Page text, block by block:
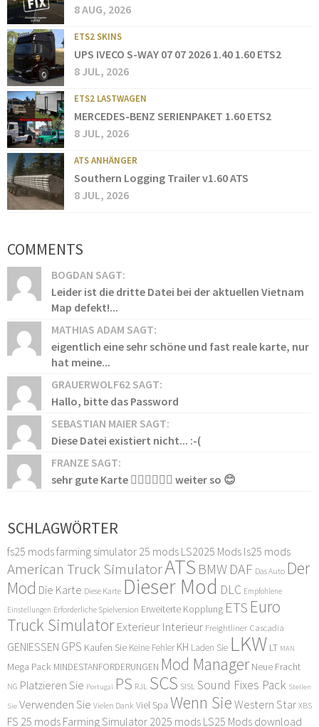
8 AUG, 2026
ETS2 SKINS
UPS IVECO S-WAY 07 07 2026 1.40 1.60 ETS2
8 JUL, 2026
ETS2 LASTWAGEN
MERCEDES-BENZ SERIENPAKET 1.60 ETS2
8 JUL, 2026
ATS ANHÄNGER
Southern Logging Trailer v1.60 ATS
8 JUL, 2026
COMMENTS
BOGDAN SAGT:
Leider ist die dritte Datei bei der aktuellen Vietnam
Map defekt!...
MATHIAS ADAM SAGT:
eigentlich eine sehr schöne und fast reale karte, nur
hat meine...
GRAUERWOLF62 SAGT:
Hallo, bitte das Password
SEBASTIAN MAIER SAGT:
Diese Datei existiert nicht... :-(
FRANZE SAGT:
sehr gute Karte 👍🏻👍🏻👍🏻 weiter so 😊
SCHLAGWÖRTER
fs25 modsfarming simulator 25 mods LS2025 Mods ls25 mods
American Truck SimulatorATS BMW DAF Das Auto Der
Mod Die Karte Diese Karte Dieser Mod DLC Empfohlene
Einstellungen Erforderliche Spielversion Erweiterte Kopplung ETS Euro
Truck Simulator Exterieur Interieur Freightliner Cascadia
GENIESSEN GPS Kaufen Sie Keine Fehler KH Laden Sie LKW LT MAN
Mega Pack MINDESTANFORDERUNGEN Mod Manager Neue Fracht
NG Platzieren Sie Portugal PS RJL SCS SISLSound Fixes Pack Stellen
Sie Verwenden Sie Vielen Dank Viel Spa Wenn Sie Western Star XBS
FS 25 mods Farming Simulator 2025 mods LS25 Mods download